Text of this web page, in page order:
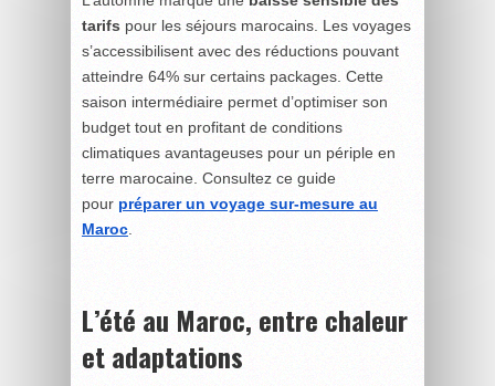
tarifs pour les séjours marocains. Les voyages
s’accessibilisent avec des réductions pouvant
atteindre 64% sur certains packages. Cette
saison intermédiaire permet d’optimiser son
budget tout en profitant de conditions
climatiques avantageuses pour un périple en
terre marocaine. Consultez ce guide
pour préparer un voyage sur-mesure au
Maroc
L’été au Maroc, entre chaleur
et adaptations